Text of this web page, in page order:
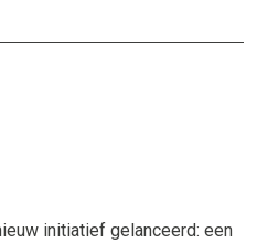
initiatief gelanceerd: een